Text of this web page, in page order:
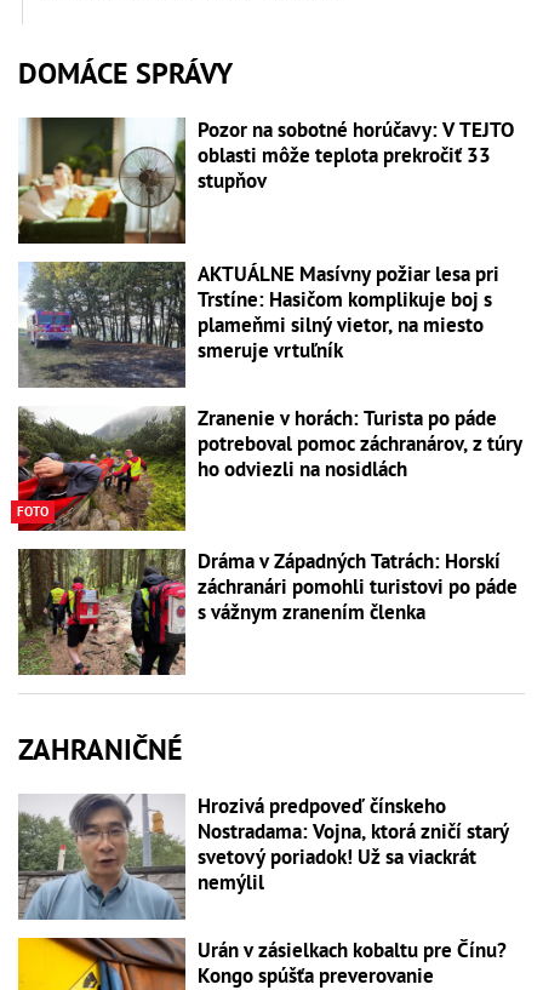
DOMÁCE SPRÁVY
Pozor na sobotné horúčavy: V TEJTO
oblasti môže teplota prekročiť 33
stupňov
AKTUÁLNE Masívny požiar lesa pri
Trstíne: Hasičom komplikuje boj s
plameňmi silný vietor, na miesto
smeruje vrtuľník
FOTO
Zranenie v horách: Turista po páde
potreboval pomoc záchranárov, z túry
ho odviezli na nosidlách
Dráma v Západných Tatrách: Horskí
záchranári pomohli turistovi po páde
s vážnym zranením členka
ZAHRANIČNÉ
Hrozivá predpoveď čínskeho
Nostradama: Vojna, ktorá zničí starý
svetový poriadok! Už sa viackrát
nemýlil
Urán v zásielkach kobaltu pre Čínu?
Kongo spúšťa preverovanie